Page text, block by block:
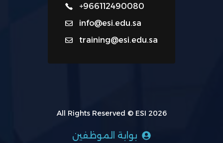
+966112490080
info@esi.edu.sa
training@esi.edu.sa
All Rights Reserved © ESI 2026
بوابة الموظفين